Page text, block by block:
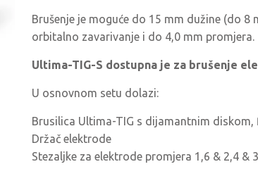
Brušenje je moguće do 15 mm dužine (do
orbitalno zavarivanje i do 4,0 mm promjera.
Ultima-TIG-S dostupna je za brušenje
U osnovnom setu dolazi:
Brusilica Ultima-TIG s dijamantnim
Držač elektrode
Stezaljke za elektrode promjera 1,6 & 2,4 &